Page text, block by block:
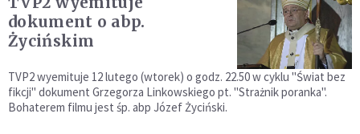
dokument o abp.
Życińskim
TVP2 wyemituje 12 lutego (wtorek) o godz. 22.50 w cyklu "Świat bez
fikcji" dokument Grzegorza Linkowskiego pt. "Strażnik poranka".
Bohaterem filmu jest śp. abp Józef Życiński.